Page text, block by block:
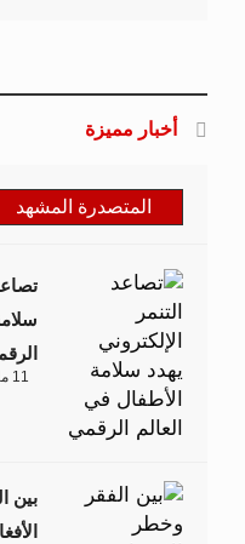
أخبار مميزة
المتصدرة المشهد
11 مارس 2026 - 13:44
بين